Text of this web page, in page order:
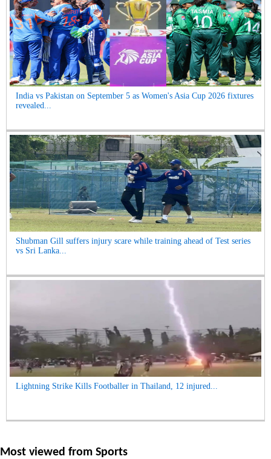
India vs Pakistan on September 5 as Women's Asia Cup 2026 fixtures
revealed...
Shubman Gill suffers injury scare while training ahead of Test series
vs Sri Lanka...
Lightning Strike Kills Footballer in Thailand, 12 injured...
Most viewed from Sports